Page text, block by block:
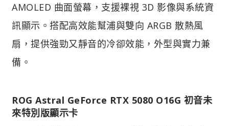
AMOLED 曲面螢幕，支援裸視 3D 影像與系統資
訊顯示。搭配高效能幫浦與雙向 ARGB 散熱風
扇，提供強勁又靜音的冷卻效能，外型與實力兼
備。
ROG Astral GeForce RTX 5080 O16G 初音未
來特別版顯示卡